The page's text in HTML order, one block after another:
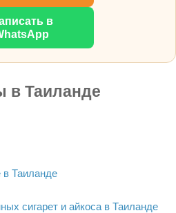
в
в Таиланде
в Таиланде
сигарет и айкоса в Таиланде